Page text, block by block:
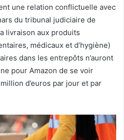
une relation conflictuelle avec
du tribunal judiciaire de
livraison aux produits
médicaux et d’hygiène)
dans les entrepôts n’auront
pour Amazon de se voir
d’euros par jour et par